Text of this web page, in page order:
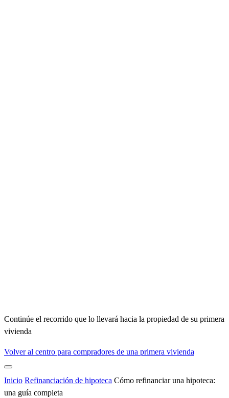
Continúe el recorrido que lo llevará hacia la propiedad de su primera
vivienda
Volver al centro para compradores de una primera vivienda
Inicio Refinanciación de hipoteca Cómo refinanciar una hipoteca:
una guía completa